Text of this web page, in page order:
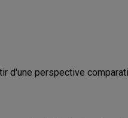
d'une perspective